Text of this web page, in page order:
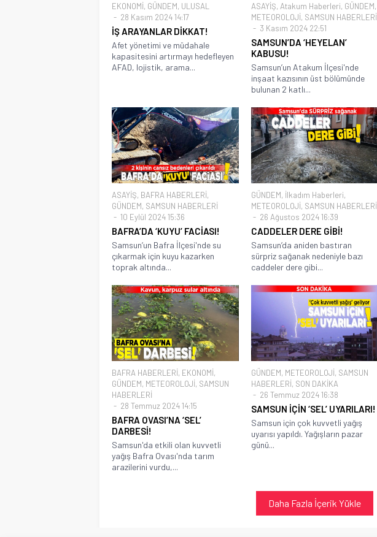
EKONOMİ, GÜNDEM, ULUSAL
28 Kasım 2024 14:17
İŞ ARAYANLAR DİKKAT!
Afet yönetimi ve müdahale
kapasitesini artırmayı hedefleyen
AFAD, lojistik, arama...
ASAYİŞ, Atakum Haberleri, GÜNDEM,
METEOROLOJİ, SAMSUN HABERLERİ
3 Kasım 2024 22:51
SAMSUN’DA ‘HEYELAN’
KABUSU!
Samsun’un Atakum İlçesi'nde
inşaat kazısının üst bölümünde
bulunan 2 katlı...
ASAYİŞ, BAFRA HABERLERİ,
GÜNDEM, SAMSUN HABERLERİ
10 Eylül 2024 15:36
BAFRA’DA ‘KUYU’ FACİASI!
Samsun’un Bafra İlçesi'nde su
çıkarmak için kuyu kazarken
toprak altında...
GÜNDEM, İlkadım Haberleri,
METEOROLOJİ, SAMSUN HABERLERİ
26 Ağustos 2024 16:39
CADDELER DERE GİBİ!
Samsun’da aniden bastıran
sürpriz sağanak nedeniyle bazı
caddeler dere gibi...
BAFRA HABERLERİ, EKONOMİ,
GÜNDEM, METEOROLOJİ, SAMSUN
HABERLERİ
28 Temmuz 2024 14:15
BAFRA OVASI’NA ‘SEL’
DARBESİ!
Samsun'da etkili olan kuvvetli
yağış Bafra Ovası'nda tarım
arazilerini vurdu,...
GÜNDEM, METEOROLOJİ, SAMSUN
HABERLERİ, SON DAKİKA
26 Temmuz 2024 16:38
SAMSUN İÇİN ‘SEL’ UYARILARI!
Samsun için çok kuvvetli yağış
uyarısı yapıldı. Yağışların pazar
günü...
Daha Fazla İçerik Yükle